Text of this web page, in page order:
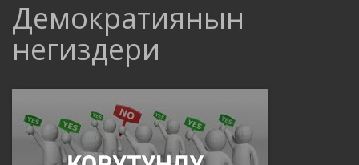
Демократиянын
негиздери